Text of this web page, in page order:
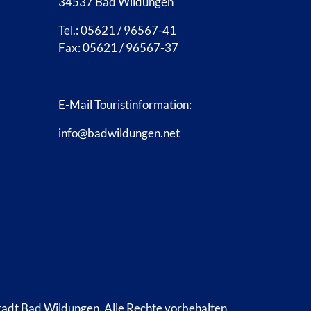
Tel.: 05621 / 96567-41
Fax: 05621 / 96567-37
E-Mail Touristinformation:
info@badwildungen.net
Bad Wildungen. Alle Rechte vorbehalten.